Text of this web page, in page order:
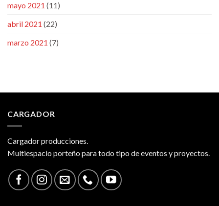
mayo 2021 (11)
abril 2021 (22)
marzo 2021 (7)
CARGADOR
Cargador producciones.
Multiespacio porteño para todo tipo de eventos y proyectos.